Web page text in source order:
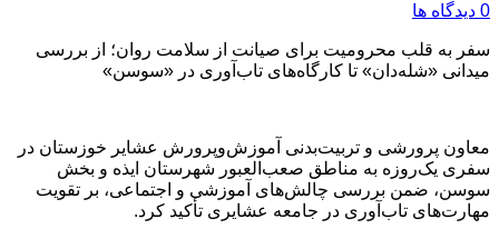
0 دیدگاه ها
سفر به قلب محرومیت برای صیانت از سلامت روان؛ از بررسی
میدانی «شله‌دان» تا کارگاه‌های تاب‌آوری در «سوسن»
معاون پرورشی و تربیت‌بدنی آموزش‌وپرورش عشایر خوزستان در
سفری یک‌روزه به مناطق صعب‌العبور شهرستان ایذه و بخش
سوسن، ضمن بررسی چالش‌های آموزشی و اجتماعی، بر تقویت
مهارت‌های تاب‌آوری در جامعه عشایری تأکید کرد.